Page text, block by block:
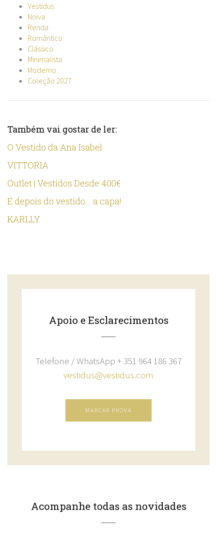
Vestidus
Noiva
Renda
Romântico
Clássico
Minimalista
Moderno
Coleção 2027
Também vai gostar de ler:
O Vestido da Ana Isabel
VITTORIA
Outlet | Vestidos Desde 400€
E depois do vestido... a capa!
KARLLY
Apoio e Esclarecimentos
Telefone / WhatsApp + 351 964 186 367
vestidus@vestidus.com
MARCAR PROVA
Acompanhe todas as novidades